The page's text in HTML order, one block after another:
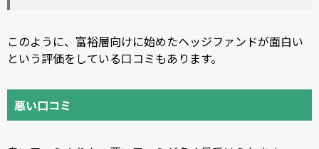
このように、富裕層向けに始めたヘッジファンドが面白い
という評価をしている口コミもあります。
悪い口コミ